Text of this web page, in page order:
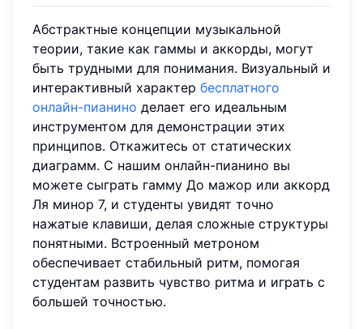
Абстрактные концепции музыкальной
теории, такие как гаммы и аккорды, могут
быть трудными для понимания. Визуальный и
интерактивный характер бесплатного
онлайн-пианино делает его идеальным
инструментом для демонстрации этих
принципов. Откажитесь от статических
диаграмм. С нашим онлайн-пианино вы
можете сыграть гамму До мажор или аккорд
Ля минор 7, и студенты увидят точно
нажатые клавиши, делая сложные структуры
понятными. Встроенный метроном
обеспечивает стабильный ритм, помогая
студентам развить чувство ритма и играть с
большей точностью.